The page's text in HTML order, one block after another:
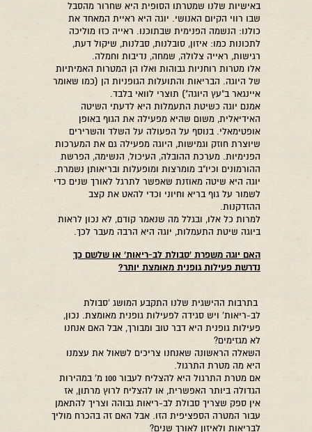
באישיות שלנו שמטרתו הסופית היא שחרור מהסבל
שבו רווי הקיום האנושי. יוגה היא ראיית המאחד את
כולנו: הנשמה הפנימית שבתוכנו. ראייה כזו מוליכה
לתכונות כמו: איזון, סובלנות, סבלנות, שיקול דעת,
רגישות, ראייה צלולה, שמחה, נדיבות וחמלה.
אלו מטרות רוחניות גבוהות ואלו הן המטרות האמיתיות
של היוגה. הבריאות והתועלות הגופניות הן (כמו שאומר
איינגאר ב"עץ היוגה") תוצרי לוואי בלבד.
אמנם יוגה כשיטת התעמלות היא לדעתי השיטה
האידיאלית, משום שהיא מפעילה את הגוף באופן
אופטימאלי. בנוסף על הפעולה על השלד והשרירים
שיוצרת חוזק וגמישות, היוגה מפעילה גם את המערכות
הפנימיות. מערכת ההובלה, העיכול, הנשימה, הפרשת
ההורמונים וכיו"ב מומרצות ומופעלות ובריאותן נשמרת.
יוגה היא שיטה מאוזנת שאפשר לתרגל לאורך שנים כדי
לשמור על גוף בריא וחיוני וכדי להאט את קצב
ההזדקנות.
למרות כל אלו, ובגלל מה שנאמר קודם, לא נכון לראות
ביוגה שיטת התעמלות, יוגה היא הרבה מעבר לכך.
האם יוגה משפרת 'סבולת לב-ריאות' או שלשם כך
נדרשת פעילות גופנית מאומצת יותר?
בתרבות ההישגית שלנו התקבע המושג 'סבולת
לב-ריאות' ויש סגידה לפעילות גופנית מאומצת. נכון,
פעילות גופנית היא דבר טוב ומבורך, אבל האם אנחנו
לא מגזימים?
השאלה הראשונה שאנחנו צריכים לשאול את עצמנו
היא מה מטרת התרגול.
אם מטרת התרגול היא להצליח לעבור 100 מ' במהירות
הגדולה ביותר האפשרית, או להצליח לרוץ מרתון, אז
אין ספק שצריך סבולת לב-ריאות גבוהה וצריך להתאמן
עבור המטרה הספציפית הזו. אבל האם זה בהכרח מוליך
לבריאות ולאיזון לאורך שנים?